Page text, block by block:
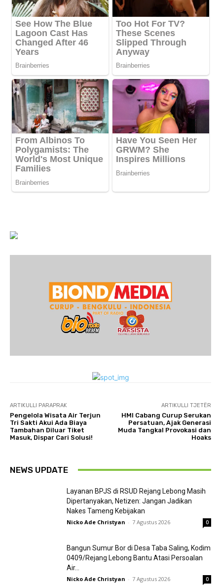
ARTIKULLI PARAPRAK
Pengelola Wisata Air Terjun
Tri Sakti Akui Ada Biaya
Tambahan Diluar Tiket
Masuk, Dispar Cari Solusi!
ARTIKULLI TJETËR
HMI Cabang Curup Serukan
Persatuan, Ajak Generasi
Muda Tangkal Provokasi dan
Hoaks
NEWS UPDATE
Layanan BPJS di RSUD Rejang Lebong Masih
Dipertanyakan, Netizen: Jangan Jadikan
Nakes Tameng Kebijakan
Nicko Ade Christyan - 7 Agustus 2026 0
Bangun Sumur Bor di Desa Taba Saling, Kodim
0409/Rejang Lebong Bantu Atasi Persoalan
Air...
Nicko Ade Christyan - 7 Agustus 2026 0